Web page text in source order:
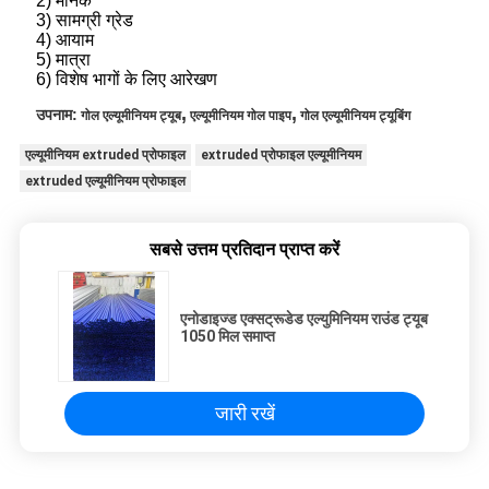
3) सामग्री ग्रेड
4) आयाम
5) मात्रा
6) विशेष भागों के लिए आरेखण
उपनाम: गोल एल्यूमीनियम ट्यूब, एल्यूमीनियम गोल पाइप, गोल एल्यूमीनियम ट्यूबिंग
एल्यूमीनियम extruded प्रोफाइल
extruded प्रोफाइल एल्यूमीनियम
extruded एल्यूमीनियम प्रोफाइल
सबसे उत्तम प्रतिदान प्राप्त करें
एनोडाइज्ड एक्सट्रूडेड एल्युमिनियम राउंड ट्यूब
1050 मिल समाप्त
जारी रखें